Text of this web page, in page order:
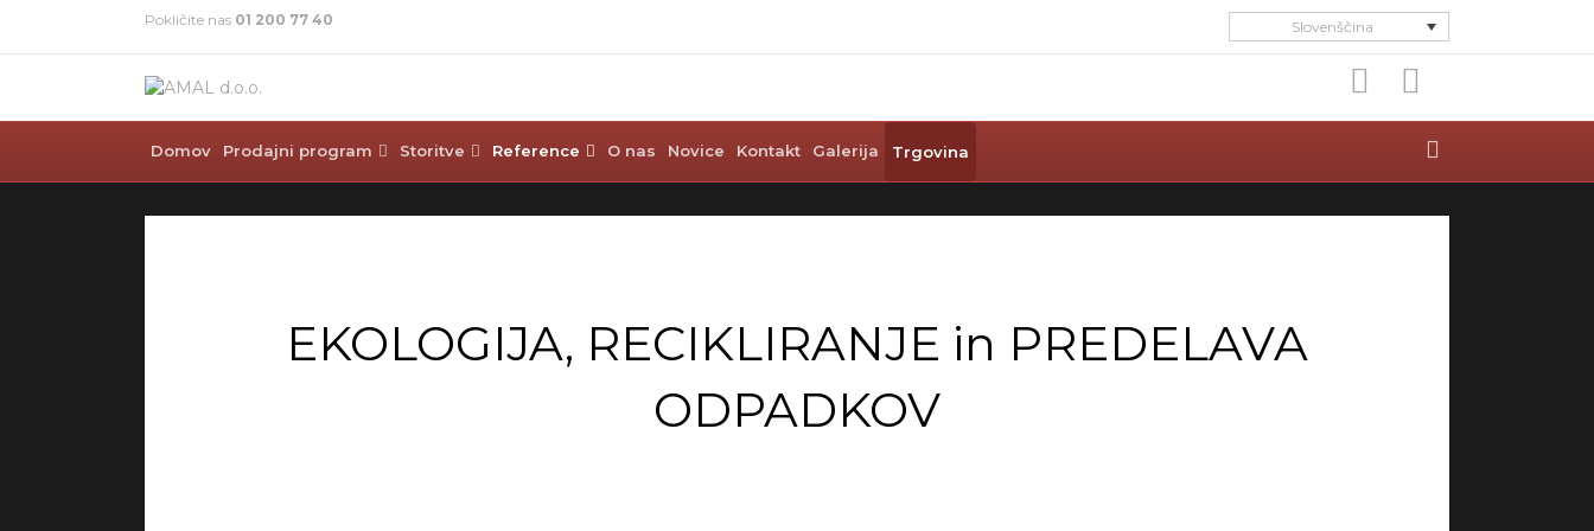
Pokličite nas 01 200 77 40 Slovenščina
Domov Prodajni program Storitve Reference O nas Novice Kontakt Galerija Trgovina
EKOLOGIJA, RECIKLIRANJE in PREDELAVA
ODPADKOV